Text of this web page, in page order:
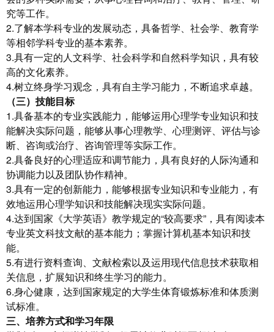
究等工作。
2.了解本学科专业的发展动态，具备哲学、社会学、教育学
等相邻学科专业的基本素养。
3.具有一定的人文科学、社会科学和自然科学知识，具有较
高的文化素养。
4.树立终身学习观念，具有自主学习能力，不断追求卓越。
（三）技能目标
1.具备基本的专业实践能力，能够运用心理学专业知识和技
能解决实际问题，能够从事心理教学、心理测评、评估与诊
断、咨询或治疗、咨询管理等实际工作。
2.具备良好的心理适应和调节能力，具有良好的人际沟通和
协调能力以及团队协作精神。
3.具有一定的创新能力，能够根据专业知识和专业能力，有
效地运用心理学知识和技能解决现实实际问题。
4.达到国家《大学英语》教学规定的“较高要求”，具有阅读本
专业英文科技文献的基本能力；掌握计算机基本知识和技
能。
5.有进行资料查询、文献检索以及运用现代信息技术获取相
关信息，扩展知识和终生学习的能力。
6.身心健康，达到国家规定的大学生体育锻炼标准和体质测
试标准。
三、培养方式和学习年限